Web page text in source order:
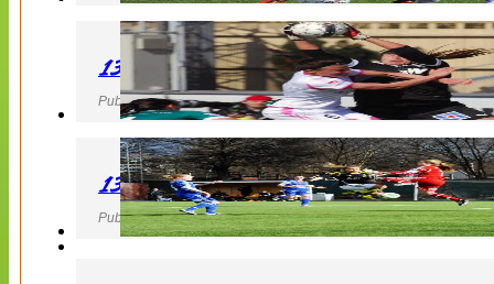
130427 IF Limhamn Bunkeflo – QBIK
Publicerad 27 April 2013, 21:10
130427 LdB FC Malmö – Mallbackens IF
Publicerad 27 April 2013, 20:54